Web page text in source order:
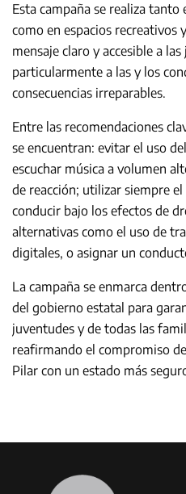
Esta campaña se realiza
como en espacios recreativos
mensaje claro y accesible a
particularmente a las y los
consecuencias irreparables.
Entre las recomendaciones
se encuentran: evitar el uso
escuchar música a volumen
de reacción; utilizar siempre
conducir bajo los efectos de
alternativas como el uso de
digitales, o asignar un
La campaña se enmarca
del gobierno estatal para
juventudes y de todas las
reafirmando el compromiso
Pilar con un estado más